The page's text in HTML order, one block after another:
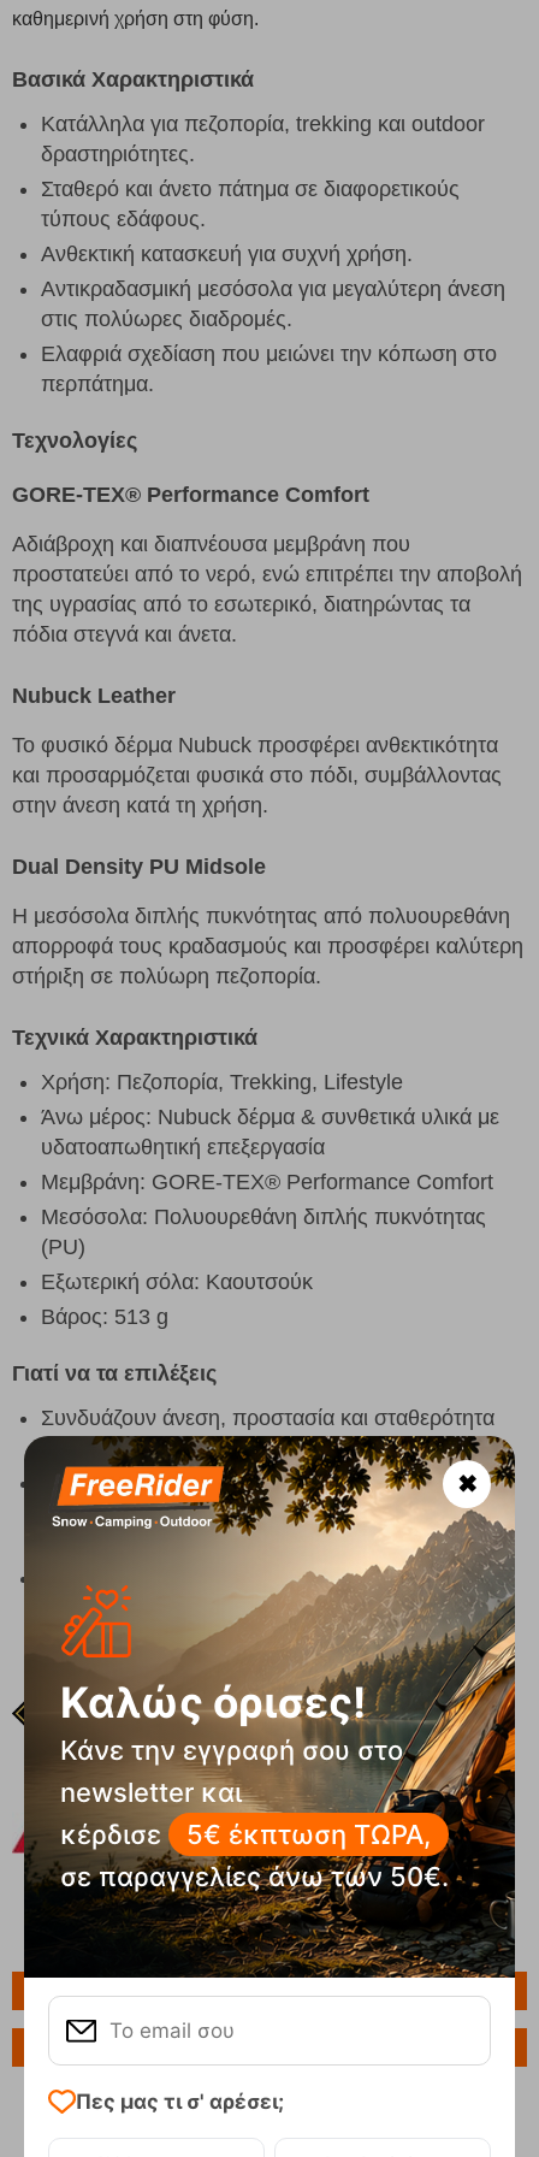
καθημερινή χρήση στη φύση.
Βασικά Χαρακτηριστικά
Κατάλληλα για πεζοπορία, trekking και outdoor
δραστηριότητες.
Σταθερό και άνετο πάτημα σε διαφορετικούς
τύπους εδάφους.
Ανθεκτική κατασκευή για συχνή χρήση.
Αντικραδασμική μεσόσολα για μεγαλύτερη άνεση
στις πολύωρες διαδρομές.
Ελαφριά σχεδίαση που μειώνει την κόπωση στο
περπάτημα.
Τεχνολογίες
GORE-TEX® Performance Comfort
Αδιάβροχη και διαπνέουσα μεμβράνη που
προστατεύει από το νερό, ενώ επιτρέπει την αποβολή
της υγρασίας από το εσωτερικό, διατηρώντας τα
πόδια στεγνά και άνετα.
Nubuck Leather
Το φυσικό δέρμα Nubuck προσφέρει ανθεκτικότητα
και προσαρμόζεται φυσικά στο πόδι, συμβάλλοντας
στην άνεση κατά τη χρήση.
Dual Density PU Midsole
Η μεσόσολα διπλής πυκνότητας από πολυουρεθάνη
απορροφά τους κραδασμούς και προσφέρει καλύτερη
στήριξη σε πολύωρη πεζοπορία.
Τεχνικά Χαρακτηριστικά
Χρήση: Πεζοπορία, Trekking, Lifestyle
Άνω μέρος: Nubuck δέρμα & συνθετικά υλικά με
υδατοαπωθητική επεξεργασία
Μεμβράνη: GORE-TEX® Performance Comfort
Μεσόσολα: Πολυουρεθάνη διπλής πυκνότητας
(PU)
Εξωτερική σόλα: Καουτσούκ
Βάρος: 513 g
Γιατί να τα επιλέξεις
Συνδυάζουν άνεση, προστασία και σταθερότητα
για πεζοπορία και καθημερινή χρήση.
Κατάλληλα για όσες αναζητούν ένα μποτάκι που
αποδίδει τόσο στο μονοπάτι όσο και στις
καθημερινές εξορμήσεις.
Ποιοτική ισπανική κατασκευή με αξιόπιστα υλικά
για μεγάλη διάρκεια ζωής.
Ερώτηση για το προϊόν
✖
Καλώς όρισες!
Κάνε την εγγραφή σου στο
newsletter και
κέρδισε
5€ έκπτωση ΤΩΡΑ,
σε παραγγελίες άνω των 50€.
Πες μας τι σ' αρέσει;